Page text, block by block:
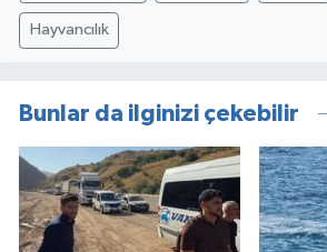
Hayvancılık
Bunlar da ilginizi çekebilir